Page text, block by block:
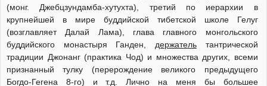
(монг. Джебцзундамба-хутухта), третий по иерархии в
крупнейшей в мире буддийской тибетской школе Гелуг
(возглавляет Далай Лама), глава главного монгольского
буддийского монастыря Ганден, держательтантрической
традиции Джонанг (практика Чод) и множества других, всеми
признанный тулку (перерождение великого предыдущего
Богдо-Гегена 8-го) и т.д. Лично на меня бы большее